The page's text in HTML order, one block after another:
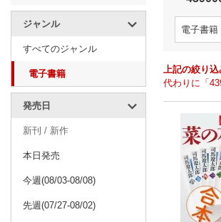
ジャンル
すべてのジャンル
電子書籍
発売日
新刊 / 新作
本日発売
今週(08/03-08/08)
先週(07/27-08/02)
電子書籍
上記の絞り
代わりに「